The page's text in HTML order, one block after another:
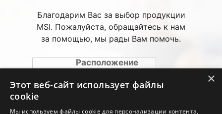
Благодарим Вас за выбор продукции
MSI. Пожалуйста, обращайтесь к нам
за помощью, мы рады Вам помочь.
Расположение
сервисных центров
(АСЦ)
×
Этот веб-сайт использует файлы
cookie
Мы используем файлы cookie для персонализации контента,